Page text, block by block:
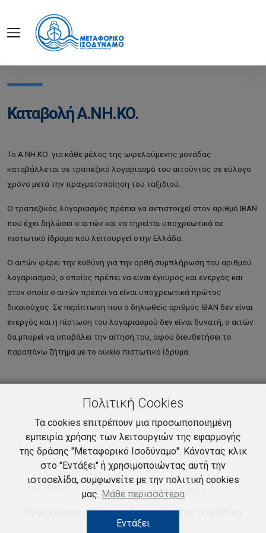
Καταβολή Α.ΝΗ.ΚΟ.
Το Α.ΝΗ.ΚΟ. για κάθε μέλος της ωφελούμενης μονάδας
καταβάλλεται σε τραπεζικό λογαριασμό του αιτούντος σε εύλογο
χρόνο μετά την πραγματοποίηση του ταξιδιού.
Ο τραπεζικός λογαριασμός πρέπει να αντιστοιχεί στον αριθμό IBAN
που έχει δηλώσει ο αιτών και να τηρείται υποχρεωτικά σε
πιστωτικό ίδρυμα που λειτουργεί στην Ελλάδα.
Ο αιτών φέρει την ευθύνη για την ορθή συμπλήρωση του αριθμού
λογαριασμού, ο οποίος πρέπει να είναι έγκυρος και ενεργός και
στον οποίο ο αιτών πρέπει να είναι υποχρεωτικά πρώτος
δικαιούχος. Σε περίπτωση που ο δηλωθείς αριθμός IBAN δεν είναι
ενεργός και η πίστωση του λογαριασμού δεν είναι δυνατή, ο αιτών
θα μπορεί να υποβάλει την αίτησή του, αφού διευθετήσει το
παραπάνω ζήτημα με το οικείο πιστωτικό ίδρυμα.
|Δήλωση ιδιωτικότητας
Cookies
Πολιτική Cookies
Τα cookies επιτρέπουν μια προσωποποιημένη
εμπειρία χρήσης των λειτουργιών της εφαρμογής
της δράσης "Μεταφορικό Ισοδύναμο". Κάνοντας κλικ
στο "Εντάξει" ή χρησιμοποιώντας αυτή την
ιστοσελίδα, συμφωνείτε με την πολιτική cookies
μας. Μάθε περισσότερα
Εντάξει